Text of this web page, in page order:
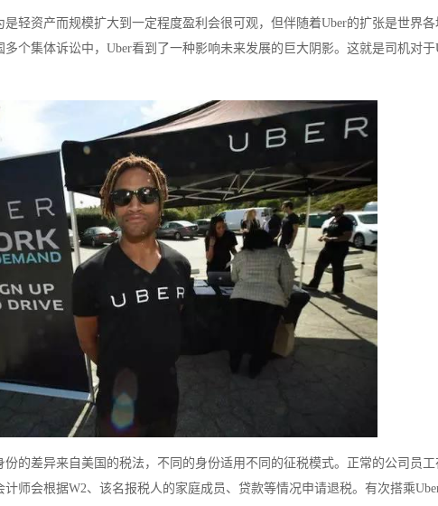
轻资产而规模扩大到一定程度盈利会很可观，但伴随着Uber的扩张是世界
个集体诉讼中，Uber看到了一种影响未来发展的巨大阴影。这就是司机对于
的差异来自美国的税法，不同的身份适用不同的征税模式。正常的公司员
师会根据W2、该名报税人的家庭成员、贷款等情况申请退税。有次搭乘